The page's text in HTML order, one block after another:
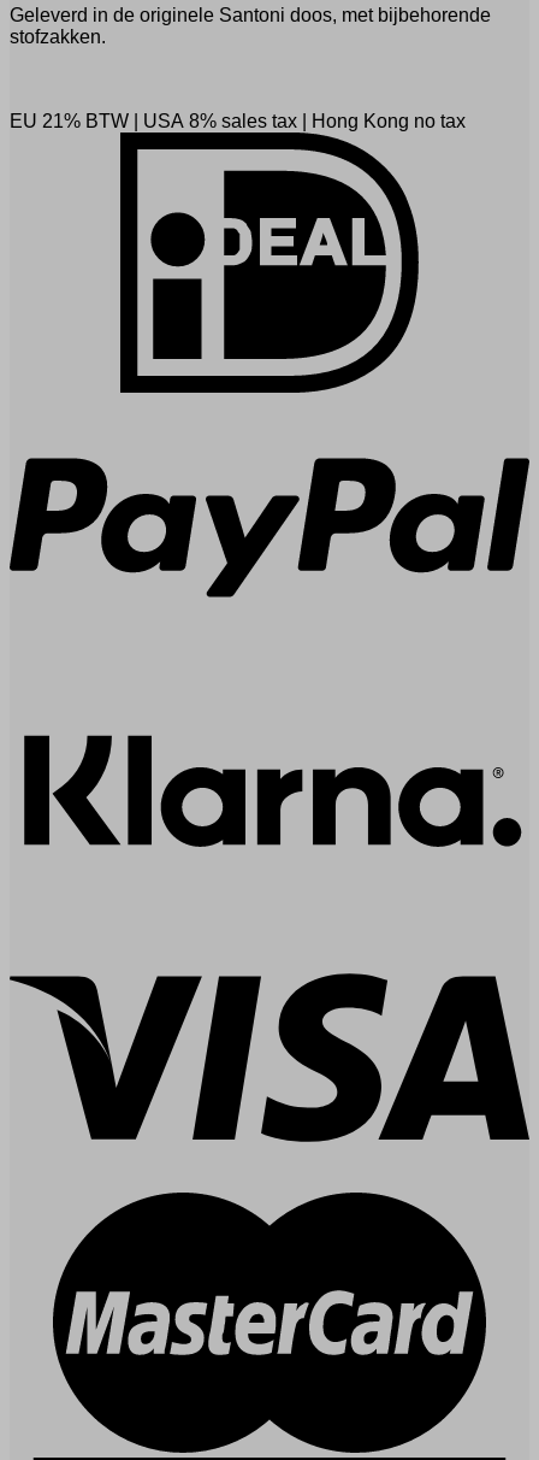
Geleverd in de originele Santoni doos, met bijbehorende
stofzakken.
EU 21% BTW USA 8% sales tax Hong Kong no tax